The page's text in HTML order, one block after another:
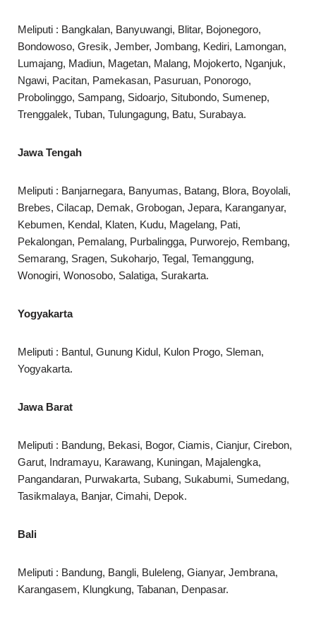
Meliputi : Bangkalan, Banyuwangi, Blitar, Bojonegoro,
Bondowoso, Gresik, Jember, Jombang, Kediri, Lamongan,
Lumajang, Madiun, Magetan, Malang, Mojokerto, Nganjuk,
Ngawi, Pacitan, Pamekasan, Pasuruan, Ponorogo,
Probolinggo, Sampang, Sidoarjo, Situbondo, Sumenep,
Trenggalek, Tuban, Tulungagung, Batu, Surabaya.
Jawa Tengah
Meliputi : Banjarnegara, Banyumas, Batang, Blora, Boyolali,
Brebes, Cilacap, Demak, Grobogan, Jepara, Karanganyar,
Kebumen, Kendal, Klaten, Kudu, Magelang, Pati,
Pekalongan, Pemalang, Purbalingga, Purworejo, Rembang,
Semarang, Sragen, Sukoharjo, Tegal, Temanggung,
Wonogiri, Wonosobo, Salatiga, Surakarta.
Yogyakarta
Meliputi : Bantul, Gunung Kidul, Kulon Progo, Sleman,
Yogyakarta.
Jawa Barat
Meliputi : Bandung, Bekasi, Bogor, Ciamis, Cianjur, Cirebon,
Garut, Indramayu, Karawang, Kuningan, Majalengka,
Pangandaran, Purwakarta, Subang, Sukabumi, Sumedang,
Tasikmalaya, Banjar, Cimahi, Depok.
Bali
Meliputi : Bandung, Bangli, Buleleng, Gianyar, Jembrana,
Karangasem, Klungkung, Tabanan, Denpasar.